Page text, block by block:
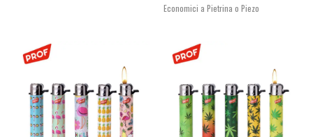
Economici a Pietrina o Piezo